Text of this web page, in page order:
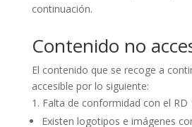
continuación.
Contenido no
El contenido que se recoge a
accesible por lo siguiente:
Falta de conformidad con el RD
Existen logotipos e imágenes